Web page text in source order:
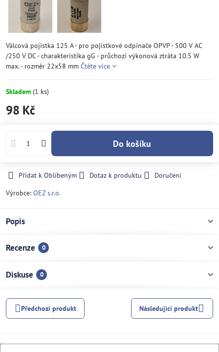
Válcová pojistka 125 A - pro pojistkové odpínače OPVP - 500 V AC
/250 V DC - charakteristika gG - průchozí výkonová ztráta 10.5 W
max. - rozměr 22x58 mm Čtěte více
Skladem (1 ks)
98 Kč
Do košíku
Přidat k Oblíbeným Dotaz k produktu
Doručení
Výrobce: OEZ s.r.o.
Popis
Recenze 0
Diskuse 0
Předchozí produkt Následující produkt